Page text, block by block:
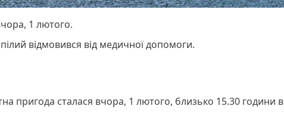
1 лютого.
відмовився від медичної допомоги.
пригода сталася вчора, 1 лютого, близько 15.30 години в